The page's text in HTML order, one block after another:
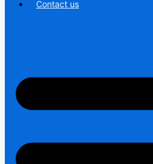
Contact us